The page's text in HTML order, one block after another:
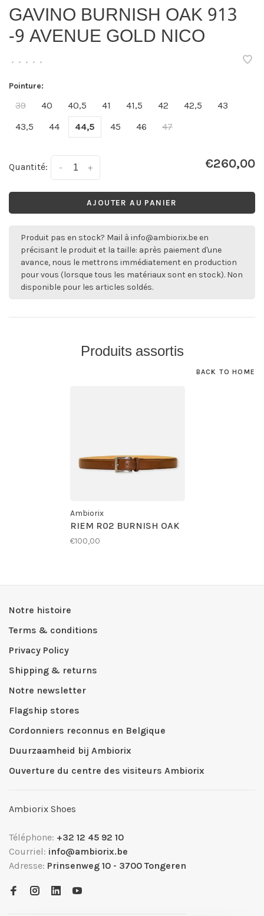
GAVINO BURNISH OAK 913
-9 AVENUE GOLD NICO
• • • • •
Pointure:
39 40 40,5 41 41,5 42 42,5
43
43,5
44 44,5 45 46 47
Quantité: +
- €260,00
AJOUTER AU PANIER
Produit pas en stock? Mail à info@ambiorix.be en
précisant le produit et la taille: après paiement d'une
avance, nous le mettrons immédiatement en production
pour vous (lorsque tous les matériaux sont en stock). Non
disponible pour les articles soldés.
Produits assortis
BACK TO HOME
Ambiorix
RIEM R02 BURNISH OAK
€100,00
Notre histoire
Terms & conditions
Privacy Policy
Shipping & returns
Notre newsletter
Flagship stores
Cordonniers reconnus en Belgique
Duurzaamheid bij Ambiorix
Ouverture du centre des visiteurs Ambiorix
Ambiorix Shoes
Téléphone: +32 12 45 92 10
Courriel: info@ambiorix.be
Adresse: Prinsenweg 10 - 3700 Tongeren